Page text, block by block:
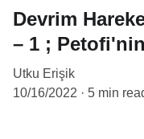
Devrim
– 1 ;
Utku Erişik
10/16/2022
5 min